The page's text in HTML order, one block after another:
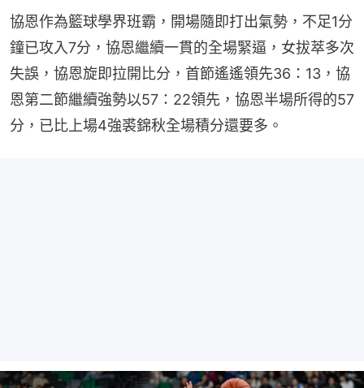
協恩作為籃球學界班霸，開場隨即打出氣勢，不足1分
鐘已攻入7分，協恩繼續一貫的全場緊逼，女拔萃多次
失誤，協恩旋即拉開比分，首節遙遙領先36：13，協
恩第二節繼續強勢以57：22領先，協恩半場所得的57
分，已比上場4強裘錦秋全場積分還要多。